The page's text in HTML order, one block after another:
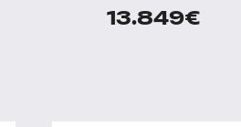
13.849€